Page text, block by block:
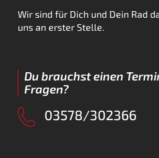
Wir sind für Dich und Dein Rad
uns an erster Stelle.
Du brauchst einen
Fragen?
03578/302366